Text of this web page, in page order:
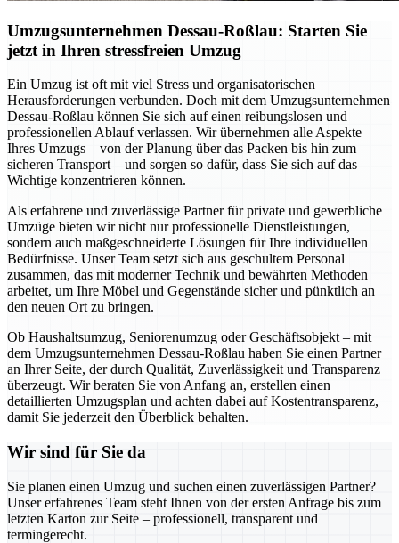
Umzugsunternehmen Dessau-Roßlau: Starten Sie
jetzt in Ihren stressfreien Umzug
Ein Umzug ist oft mit viel Stress und organisatorischen
Herausforderungen verbunden. Doch mit dem Umzugsunternehmen
Dessau-Roßlau können Sie sich auf einen reibungslosen und
professionellen Ablauf verlassen. Wir übernehmen alle Aspekte
Ihres Umzugs – von der Planung über das Packen bis hin zum
sicheren Transport – und sorgen so dafür, dass Sie sich auf das
Wichtige konzentrieren können.
Als erfahrene und zuverlässige Partner für private und gewerbliche
Umzüge bieten wir nicht nur professionelle Dienstleistungen,
sondern auch maßgeschneiderte Lösungen für Ihre individuellen
Bedürfnisse. Unser Team setzt sich aus geschultem Personal
zusammen, das mit moderner Technik und bewährten Methoden
arbeitet, um Ihre Möbel und Gegenstände sicher und pünktlich an
den neuen Ort zu bringen.
Ob Haushaltsumzug, Seniorenumzug oder Geschäftsobjekt – mit
dem Umzugsunternehmen Dessau-Roßlau haben Sie einen Partner
an Ihrer Seite, der durch Qualität, Zuverlässigkeit und Transparenz
überzeugt. Wir beraten Sie von Anfang an, erstellen einen
detaillierten Umzugsplan und achten dabei auf Kostentransparenz,
damit Sie jederzeit den Überblick behalten.
Wir sind für Sie da
Sie planen einen Umzug und suchen einen zuverlässigen Partner?
Unser erfahrenes Team steht Ihnen von der ersten Anfrage bis zum
letzten Karton zur Seite – professionell, transparent und
termingerecht.